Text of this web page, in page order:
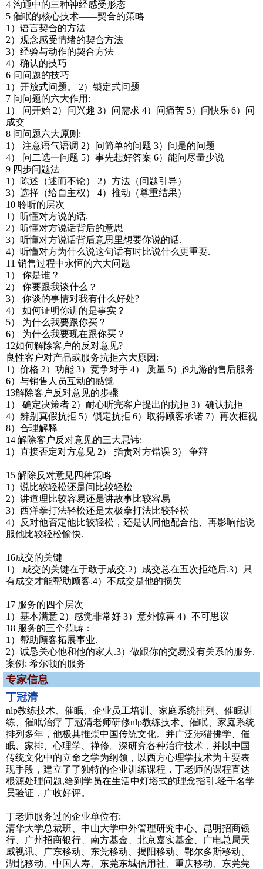
4 沟通中的三种神经感受形态
5 催眠的核心技术——契合的策略
1）语言契合的方法
2）观念感受情绪的契合方法
3）经验与动作的契合方法
4）确认的技巧
6 问问题的技巧
1）开放式问题。 2）锁定式问题
7 问问题的六大作用:
1） 问开始 2）问兴趣 3）问需求 4）问痛苦 5）问快乐 6）问
成交
8 问问题六大原则:
1） 注意语气语调 2）问简单的问题 3）问是的问题
4） 问二选一问题 5）事先想好答案 6）能问尽量少说
9 四步问题法
1）陈述（述而不论） 2）方法（问题引导）
3）选择（给自主权） 4）推动（尊重结果）
10 聆听的层次
1）听懂对方说的话.
2）听懂对方说话背后的意思
3）听懂对方说话背后意思里想要你说的话.
4）听懂对方为什么说这句话有时比说什么更重要.
11 销售过程中永恒的六大问题
1） 你是谁？
2） 你要跟我谈什么？
3） 你谈的事情对我有什么好处?
4） 如何证明你讲的是事实？
5） 为什么我要跟你买？
6） 为什么我要现在跟你买？
12如何解除客户的反对意见?
良性客户对产品或服务抗拒六大原因:
1）价格 2）功能 3）竞争对手 4） 质量 5）j9九游的售后服务
6）与销售人员互动的感觉
13解除客户反对意见的步骤
1） 确定决策者 2）耐心听完客户提出的抗拒 3）确认抗拒
4）辨别真假抗拒 5）锁定抗拒 6）取得顾客承诺 7）再次框视
8）合理解释
14 解除客户反对意见的三大忌讳:
1）直接否定对方意见 2） 指责对方错误 3） 争辩
15 解除反对意见四种策略
1）说比较轻松还是问比较轻松
2）讲道理比较容易还是讲故事比较容易
3）西洋拳打法轻松还是太极拳打法比较轻松
4）反对他否定他比较轻松，还是认同他配合他、再影响他说
服他比较轻松愉快.
16成交的关键
1） 成交的关键在于敢于成交.2）成交总在五次拒绝后.3）只
有成交才能帮助顾客.4）不成交是他的损失
17 服务的四个层次
1）基本满意 2）感觉非常好 3）意外惊喜 4）不可思议
18 服务的三个范畴：
1）帮助顾客拓展事业.
2）诚恳关心他和他的家人.3）做跟你的交易没有关系的服务.
案例: 希尔顿的服务
专家信息
丁冠清
nlp教练技术、催眠、企业员工培训、家庭系统排列、催眠训
练、催眠治疗 丁冠清老师研修nlp教练技术、催眠、家庭系统
排列多年，他极其推崇中国传统文化。并广泛涉猎佛学、催
眠、家排、心理学、禅修。深研究各种治疗技术，并以中国
传统文化中的立命之学为纲领，以西方心理学技术为主要表
现手段，建立了了独特的企业训练课程，丁老师的课程直达
根源处理问题,给到学员在生活中灯塔式的理念指引.经千名学
员验证，广收好评。
丁老师服务过的企业单位有:
清华大学总裁班、中山大学中外管理研究中心、昆明招商银
行、广州招商银行、南方基金、北京嘉实基金、广电总局天
威视讯、广东移动、东莞移动、揭阳移动、鄂尔多斯移动、
湖北移动、中国人寿、东莞东城信用社、重庆移动、东莞莞